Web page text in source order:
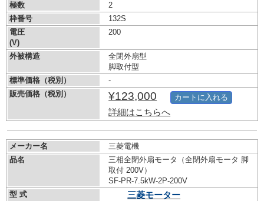
極数
2
枠番号
132S
電圧
(V)
200
外被構造
全閉外扇型
脚取付型
標準価格（税別）
-
販売価格（税別）
¥123,000
詳細はこちらへ
カートに入れる
メーカー名
三菱電機
品名
三相全閉外扇モータ（全閉外扇モータ 脚
取付 200V）
SF-PR-7.5kW-2P-200V
型 式
三菱モーター